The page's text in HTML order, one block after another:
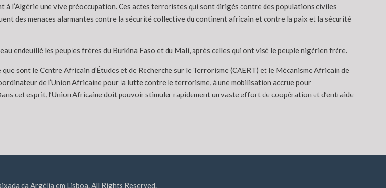
à l’Algérie une vive préoccupation. Ces actes terroristes qui sont dirigés contre des populations civiles
des menaces alarmantes contre la sécurité collective du continent africain et contre la paix et la sécurité
endeuillé les peuples frères du Burkina Faso et du Mali, après celles qui ont visé le peuple nigérien frère.
sont le Centre Africain d’Études et de Recherche sur le Terrorisme (CAERT) et le Mécanisme Africain de
de l’Union Africaine pour la lutte contre le terrorisme, à une mobilisation accrue pour
cet esprit, l’Union Africaine doit pouvoir stimuler rapidement un vaste effort de coopération et d’entraide
da Argélia em Lisboa. All Rights Reserved.